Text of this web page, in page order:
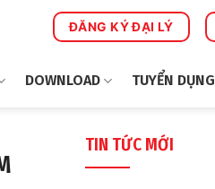
ĐĂNG KÝ ĐẠI LÝ
DOWNLOAD TUYỂN DỤNG
TIN TỨC MỚI